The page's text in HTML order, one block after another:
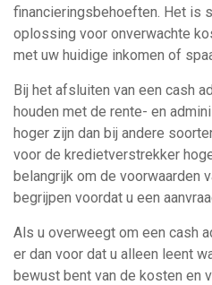
financieringsbehoeften. Het is
oplossing voor onverwachte
met uw huidige inkomen of
Bij het afsluiten van een cash
houden met de rente- en
hoger zijn dan bij andere
voor de kredietverstrekker
belangrijk om de voorwaarden
begrijpen voordat u een
Als u overweegt om een cash
er dan voor dat u alleen leent
bewust bent van de kosten en